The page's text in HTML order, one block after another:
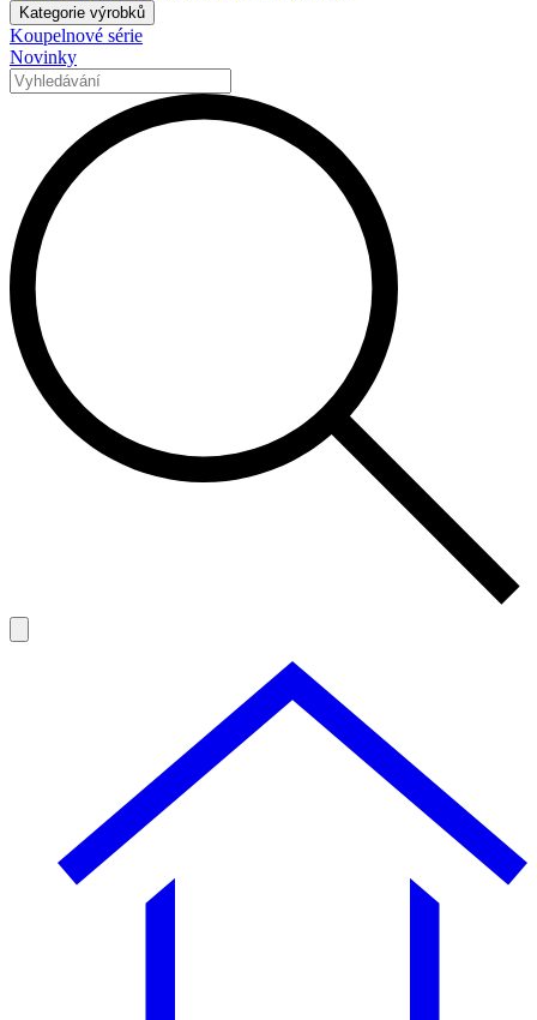
Kategorie výrobků
Koupelnové série
Novinky